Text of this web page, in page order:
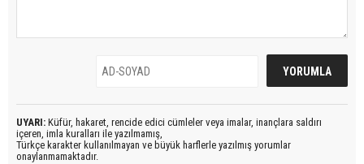
UYARI: Küfür, hakaret, rencide edici cümleler veya imalar, inançlara saldırı
içeren, imla kuralları ile yazılmamış,
Türkçe karakter kullanılmayan ve büyük harflerle yazılmış yorumlar
onaylanmamaktadır.